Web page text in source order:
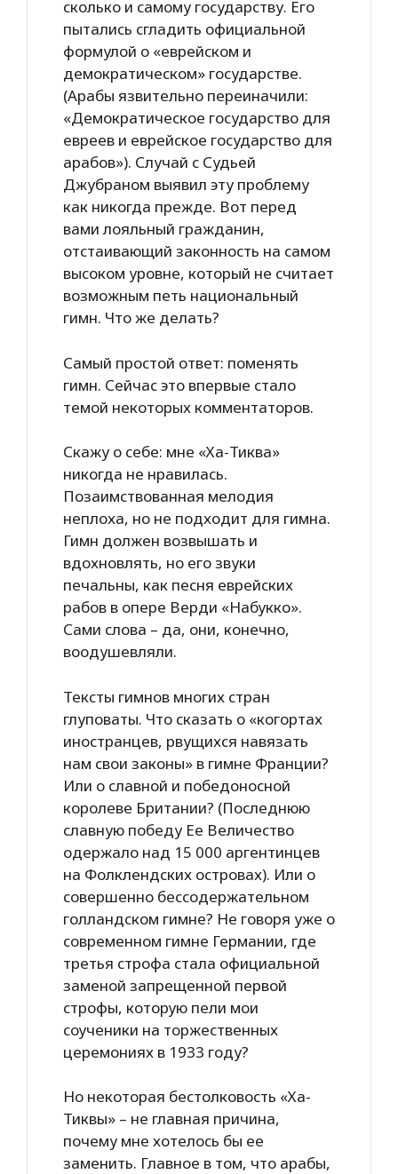
сколько и самому государству. Его
пытались сгладить официальной
формулой о «еврейском и
демократическом» государстве.
(Арабы язвительно переиначили:
«Демократическое государство для
евреев и еврейское государство для
арабов»). Случай с Судьей
Джубраном выявил эту проблему
как никогда прежде. Вот перед
вами лояльный гражданин,
отстаивающий законность на самом
высоком уровне, который не считает
возможным петь национальный
гимн. Что же делать?
Самый простой ответ: поменять
гимн. Сейчас это впервые стало
темой некоторых комментаторов.
Скажу о себе: мне «Ха-Тиква»
никогда не нравилась.
Позаимствованная мелодия
неплоха, но не подходит для гимна.
Гимн должен возвышать и
вдохновлять, но его звуки
печальны, как песня еврейских
рабов в опере Верди «Набукко».
Сами слова – да, они, конечно,
воодушевляли.
Тексты гимнов многих стран
глуповаты. Что сказать о «когортах
иностранцев, рвущихся навязать
нам свои законы» в гимне Франции?
Или о славной и победоносной
королеве Британии? (Последнюю
славную победу Ее Величество
одержало над 15 000 аргентинцев
на Фолклендских островах). Или о
совершенно бессодержательном
голландском гимне? Не говоря уже о
современном гимне Германии, где
третья строфа стала официальной
заменой запрещенной первой
строфы, которую пели мои
соученики на торжественных
церемониях в 1933 году?
Но некоторая бестолковость «Ха-
Тиквы» – не главная причина,
почему мне хотелось бы ее
заменить. Главное в том, что арабы,